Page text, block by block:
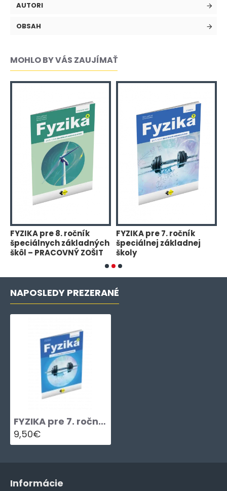
AUTORI
OBSAH
MOHLO BY VÁS ZAUJÍMAŤ
FYZIKA pre 8. ročník
špeciálnych základných
škôl – PRACOVNÝ ZOŠIT
FYZIKA pre 7. ročník
špeciálnej základnej
školy
NAPOSLEDY PREZERANÉ
FYZIKA pre 7. ročník špeciálnych základných škôl – PRACOVNÝ ZOŠIT
9,50€
Informácie